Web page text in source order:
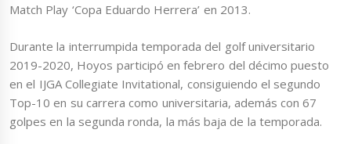
Match Play ‘Copa Eduardo Herrera’ en 2013.
Durante la interrumpida temporada del golf universitario
2019-2020, Hoyos participó en febrero del décimo puesto
en el IJGA Collegiate Invitational, consiguiendo el segundo
Top-10 en su carrera como universitaria, además con 67
golpes en la segunda ronda, la más baja de la temporada.